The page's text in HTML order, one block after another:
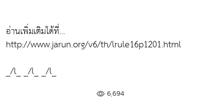
อ่านเพิ่มเติมได้ที่...
http://www.jarun.org/v6/th/lrule16p1201.html
_/l_ _/l_ _/l_
6,694